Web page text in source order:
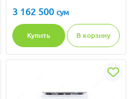
3 162 500 сум
Купить В корзину